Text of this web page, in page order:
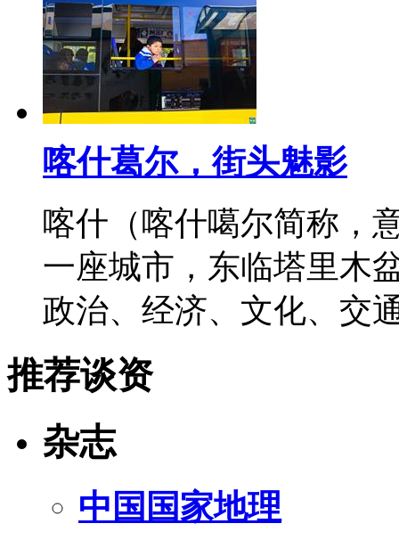
喀什葛尔，街头魅影
喀什（喀什噶尔简称，
一座城市，东临塔里木
政治、经济、文化、
推荐谈资
杂志
中国国家地理